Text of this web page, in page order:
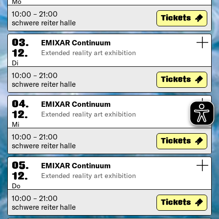
10:00 – 21:00
schwere reiter halle
Tickets
03.
12.
Di
EMIXAR Continuum
Extended reality art exhibition
10:00 – 21:00
schwere reiter halle
Tickets
04.
12.
Mi
EMIXAR Continuum
Extended reality art exhibition
10:00 – 21:00
schwere reiter halle
Tickets
05.
12.
Do
EMIXAR Continuum
Extended reality art exhibition
10:00 – 21:00
schwere reiter halle
Tickets